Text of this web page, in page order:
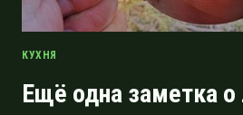
КУХНЯ
Ещё одна заметка